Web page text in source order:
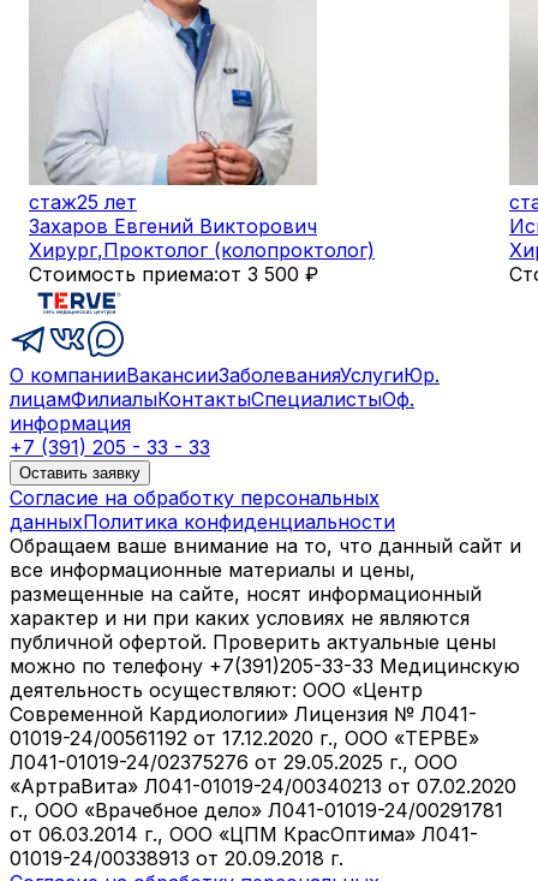
стаж25 лет
Захаров Евгений Викторович
Хирург,Проктолог (колопроктолог)
Стоимость приема:от 3 500 ₽
О компанииВакансииЗаболеванияУслугиЮр.
лицамФилиалыКонтактыСпециалистыОф.
информация
+7 (391) 205 - 33 - 33
Оставить заявку
Согласие на обработку персональных
данныхПолитика конфиденциальности
Обращаем ваше внимание на то, что данный сайт и
все информационные материалы и цены,
размещенные на сайте, носят информационный
характер и ни при каких условиях не являются
публичной офертой. Проверить актуальные цены
можно по телефону +7(391)205-33-33 Медицинскую
деятельность осуществляют: ООО «Центр
Современной Кардиологии» Лицензия № Л041-
01019-24/00561192 от 17.12.2020 г., ООО «ТЕРВЕ»
Л041-01019-24/02375276 от 29.05.2025 г., ООО
«АртраВита» Л041-01019-24/00340213 от 07.02.2020
г., ООО «Врачебное дело» Л041-01019-24/00291781
от 06.03.2014 г., ООО «ЦПМ КрасОптима» Л041-
01019-24/00338913 от 20.09.2018 г.